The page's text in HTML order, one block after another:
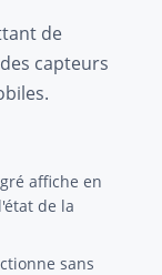
de
capteurs
affiche en
de la
sans